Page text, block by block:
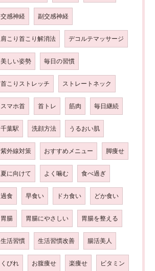
交感神経 副交感神経
肩こり首こり解消法 デコルテマッサージ
美しい姿勢 毎日の習慣
首こりストレッチ ストレートネック
スマホ首 首トレ 筋肉 毎日継続
千葉駅 洗顔方法 うるおい肌
紫外線対策 おすすめメニュー 脚痩せ
夏に向けて よく噛む 食べ過ぎ
過食 早食い ドカ食い どか食い
胃腸 胃腸にやさしい 胃腸を整える
生活習慣 生活習慣改善 腸活美人
くびれ お腹痩せ 楽痩せ ビタミン